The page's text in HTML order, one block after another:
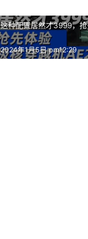
这种配置居然才3999，
2024年1月5日 pm12:29